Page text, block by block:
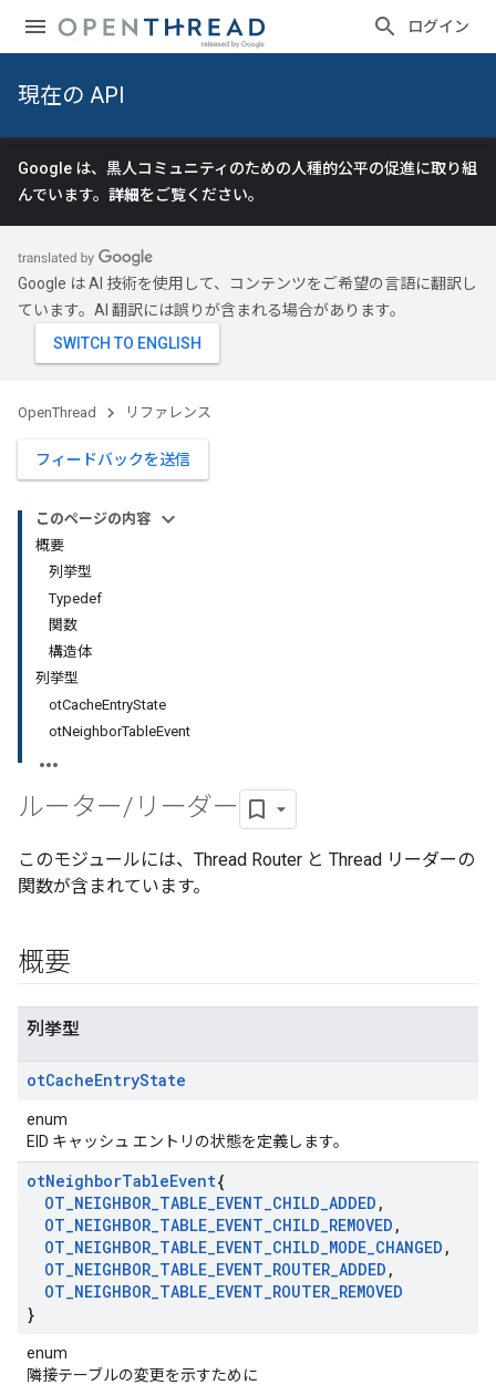
ログイン
現在の API
Google は、黒人コミュニティのための人種的公平の促進に取り組
んでいます。 詳細をご覧ください。
Google は AI 技術を使用して、コンテンツをご希望の言語に翻訳し
ています。AI 翻訳には誤りが含まれる場合があります。
OpenThread リファレンス
フィードバックを送信
このページの内容
概要
列挙型
Typedef
関数
構造体
列挙型
otCacheEntryState
otNeighborTableEvent
ルーター/ リーダー
このモジュールには、Thread Router と Thread リーダーの
関数が含まれています。
概要
列挙型
otCacheEntryState
enum
EID キャッシュ エントリの状態を定義します。
otNeighborTableEvent{
OT_NEIGHBOR_TABLE_EVENT_CHILD_ADDED ,
OT_NEIGHBOR_TABLE_EVENT_CHILD_REMOVED ,
OT_NEIGHBOR_TABLE_EVENT_CHILD_MODE_CHANGED ,
OT_NEIGHBOR_TABLE_EVENT_ROUTER_ADDED ,
OT_NEIGHBOR_TABLE_EVENT_ROUTER_REMOVED
}
enum
隣接テーブルの変更を示すために